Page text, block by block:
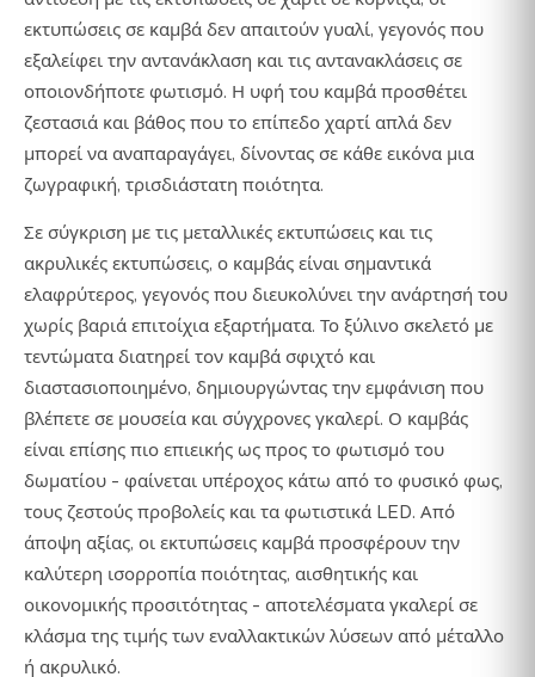
εκτυπώσεις σε καμβά δεν απαιτούν γυαλί, γεγονός που
εξαλείφει την αντανάκλαση και τις αντανακλάσεις σε
οποιονδήποτε φωτισμό. Η υφή του καμβά προσθέτει
ζεστασιά και βάθος που το επίπεδο χαρτί απλά δεν
μπορεί να αναπαραγάγει, δίνοντας σε κάθε εικόνα μια
ζωγραφική, τρισδιάστατη ποιότητα.
Σε σύγκριση με τις μεταλλικές εκτυπώσεις και τις
ακρυλικές εκτυπώσεις, ο καμβάς είναι σημαντικά
ελαφρύτερος, γεγονός που διευκολύνει την ανάρτησή του
χωρίς βαριά επιτοίχια εξαρτήματα. Το ξύλινο σκελετό με
τεντώματα διατηρεί τον καμβά σφιχτό και
διαστασιοποιημένο, δημιουργώντας την εμφάνιση που
βλέπετε σε μουσεία και σύγχρονες γκαλερί. Ο καμβάς
είναι επίσης πιο επιεικής ως προς το φωτισμό του
δωματίου - φαίνεται υπέροχος κάτω από το φυσικό φως,
τους ζεστούς προβολείς και τα φωτιστικά LED. Από
άποψη αξίας, οι εκτυπώσεις καμβά προσφέρουν την
καλύτερη ισορροπία ποιότητας, αισθητικής και
οικονομικής προσιτότητας - αποτελέσματα γκαλερί σε
κλάσμα της τιμής των εναλλακτικών λύσεων από μέταλλο
ή ακρυλικό.